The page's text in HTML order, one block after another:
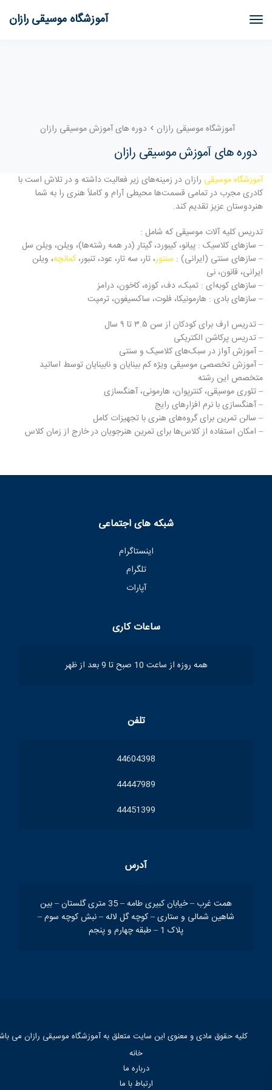
آموزشگاه موسیقی رازان
آموزشگاه موسیقی رازان دوره های آموزش موسیقی رازان
دوره های آموزش موسیقی رازان
آموزشگاه موسیقی رازان در زمینه‌های زیر فعالیت داشته و در تلاش است با
کادری مجرب در تمامی قسمت‌ها محیطی آرام و کاملاً هنری را به شما
هنردوستان عزیز تقدیم کند.
تدریس کلیه آلات موسیقی که شامل :
– سازهای کلاسیک : پیانو، کیبورد، گیتار (در همه رشته‌ها)، ویلن، ویلن سل
– سازهای سنتی (ایرانی) : سنتور، تار، سه تار، عود، تنبور، کمانچه، ویلن
ایرانی، قانون، نی
– سازهای کوبه‌ای : تمبک، دف، کوزه، کاخون، درامز
– سازهای بادی : هارمونیکا، فلوت، ساکسیفون، ترمپت
– تدریس ارف برای کودکان از سن ۳.۵ تا ۹ سال
– تدریس پرکاشن الکتریکی
– آموزش آواز در سبک‌های کلاسیک و سنتی
– آموزش تخصصی موسیقی ویژه کم بینایان و نابینایان توسط اساتید
متخصص این رشته
– تئوری موسیقی، کنترپوان، هارمونی، آهنگسازی
– آهنگسازی با نرم افزارهای رایج
– سالن تمرین برای گروه‌های هنری با تجهیزات کامل
– امکان استفاده از کلاس‌ها برای تمرین هنرجویان در خارج از زمان کلاس
شبکه های اجتماعی
اینستاگرام
تلگرام
آپارات
ساعات کاری
همه روزه از ساعت 10 صبح تا 9 بعد از ظهر
تلفن
44604398
44447989
44451399
آدرس
همت غرب – خیابان کبیری طامه – 35 متری گلستان – بین
شاهین شمالی و ستاری – کوچه گل لاله – نبش کوچه سوم –
پلاک 1 – طبقه چهارم و پنجم
کلیه حقوق مادی و معنوی این سایت متعلق به آموزشگاه موسیقی رازان می
خانه
درباره ما
ارتباط با ما